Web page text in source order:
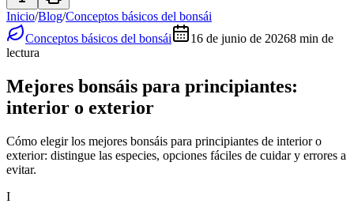
Inicio/Blog/Conceptos básicos del bonsái
Conceptos básicos del bonsái
16 de junio de 20268 min de
lectura
Mejores bonsáis para principiantes:
interior o exterior
Cómo elegir los mejores bonsáis para principiantes de interior o
exterior: distingue las especies, opciones fáciles de cuidar y errores a
evitar.
I